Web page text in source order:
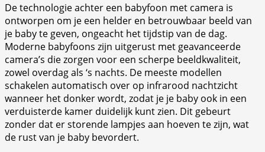
De technologie achter een babyfoon met camera is
ontworpen om je een helder en betrouwbaar beeld van
je baby te geven, ongeacht het tijdstip van de dag.
Moderne babyfoons zijn uitgerust met geavanceerde
camera’s die zorgen voor een scherpe beeldkwaliteit,
zowel overdag als ‘s nachts. De meeste modellen
schakelen automatisch over op infrarood nachtzicht
wanneer het donker wordt, zodat je je baby ook in een
verduisterde kamer duidelijk kunt zien. Dit gebeurt
zonder dat er storende lampjes aan hoeven te zijn, wat
de rust van je baby bevordert.